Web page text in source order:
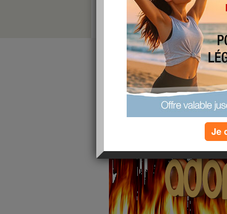
coucou
publié le 30/10/2011 à 12:39
Je